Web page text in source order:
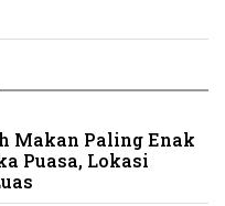
Makan Paling Enak
Puasa, Lokasi